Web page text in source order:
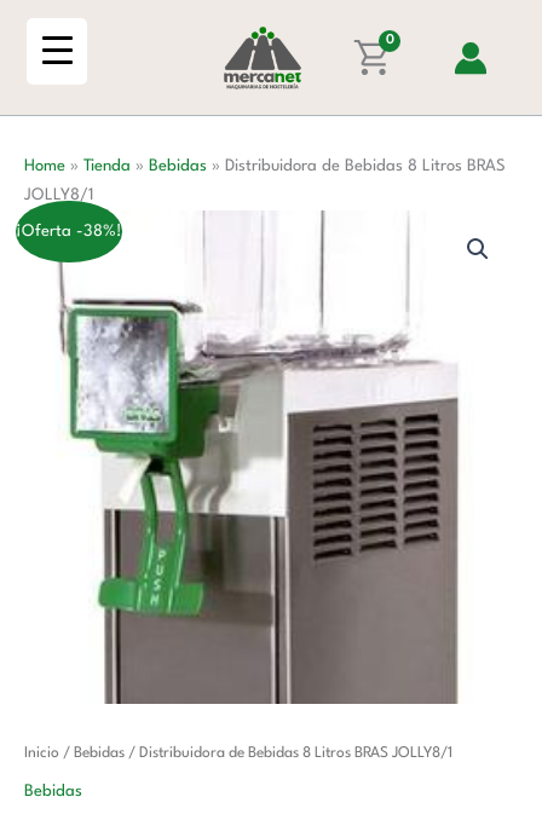
0
Home » Tienda » Bebidas » Distribuidora de Bebidas 8 Litros BRAS
JOLLY8/1
¡Oferta -38%!
Inicio / Bebidas / Distribuidora de Bebidas 8 Litros BRAS JOLLY8/1
Bebidas
El
El
Distribuidora
de
Litros
BRAS
JOLLY8/1